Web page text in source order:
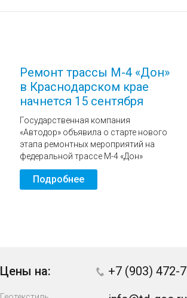
Ремонт трассы М-4 «Дон»
в Краснодарском крае
начнется 15 сентября
Государственная компания
«Автодор» объявила о старте нового
этапа ремонтных мероприятий на
федеральной трассе М-4 «Дон»
Подробнее
Цены на:
+7 (903) 472-